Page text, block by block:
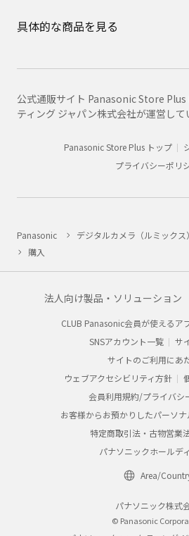
具体的な商品を見る
公式通販サイト Panasonic Store Plus
ティング ジャパン株式会社が運営して
Panasonic Store Plus トップ
プライバシーポリ
Panasonic デジタルカメラ（ルミックス）
購入
法人向け製品・ソリューション
CLUB Panasonic会員が使えるア
SNSアカウント一覧
サ
サイトのご利用にあ
ウェブアクセシビリティ方針
会員利用規約/プライバシ
お客様からお預かりしたパーソ
特定商取引法・古物営業
パナソニックホールデ
Area/
パナソニック株式
© Panasonic